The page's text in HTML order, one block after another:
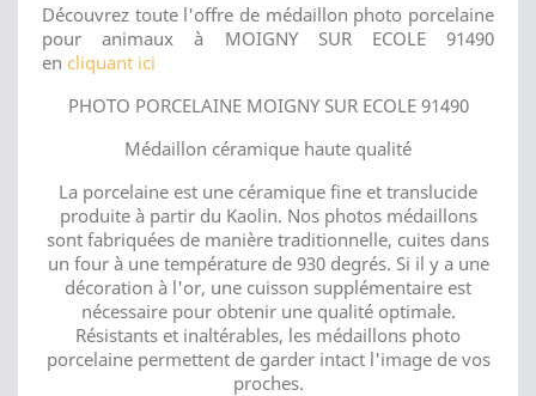
Découvrez toute l'offre de médaillon photo porcelaine
pour animaux à MOIGNY SUR ECOLE 91490
en cliquant ici
PHOTO PORCELAINE MOIGNY SUR ECOLE 91490
Médaillon céramique haute qualité
La porcelaine est une céramique fine et translucide
produite à partir du Kaolin. Nos photos médaillons
sont fabriquées de manière traditionnelle, cuites dans
un four à une température de 930 degrés. Si il y a une
décoration à l'or, une cuisson supplémentaire est
nécessaire pour obtenir une qualité optimale.
Résistants et inaltérables, les médaillons photo
porcelaine permettent de garder intact l'image de vos
proches.